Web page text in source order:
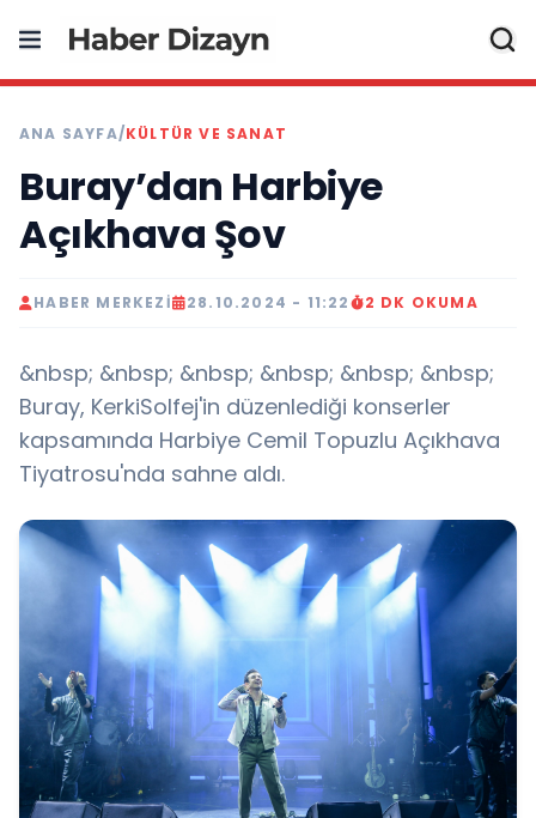
ANA SAYFA/KÜLTÜR VE SANAT
Buray’dan Harbiye
Açıkhava Şov
HABER MERKEZI 28.10.2024 - 11:22 2 DK OKUMA
&nbsp; &nbsp; &nbsp; &nbsp; &nbsp; &nbsp;
Buray, KerkiSolfej'in düzenlediği konserler
kapsamında Harbiye Cemil Topuzlu Açıkhava
Tiyatrosu'nda sahne aldı.